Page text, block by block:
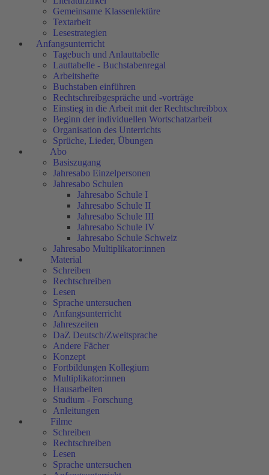
Gemeinsame Klassenlektüre
Textarbeit
Lesestrategien
Anfangsunterricht
Tagebuch und Anlauttabelle
Lauttabelle - Buchstabenregal
Arbeitshefte
Buchstaben einführen
Rechtschreibgespräche und -vorträge
Einstieg in die Arbeit mit der Rechtschreibbox
Beginn der individuellen Wortschatzarbeit
Organisation des Unterrichts
Sprüche, Lieder, Übungen
Abo
Basiszugang
Jahresabo Einzelpersonen
Jahresabo Schulen
Jahresabo Schule I
Jahresabo Schule II
Jahresabo Schule III
Jahresabo Schule IV
Jahresabo Schule Schweiz
Jahresabo Multiplikator:innen
Material
Schreiben
Rechtschreiben
Lesen
Sprache untersuchen
Anfangsunterricht
Jahreszeiten
DaZ Deutsch/Zweitsprache
Andere Fächer
Konzept
Fortbildungen Kollegium
Multiplikator:innen
Hausarbeiten
Studium - Forschung
Anleitungen
Filme
Schreiben
Rechtschreiben
Lesen
Sprache untersuchen